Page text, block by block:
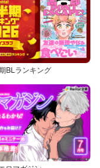
BLランキング